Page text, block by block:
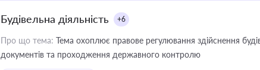
Будівельна діяльність +6
Про що тема: Тема охоплює правове регулювання здійснення
документів та проходження державного контролю